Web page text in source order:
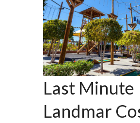
Last Minute
Landmar